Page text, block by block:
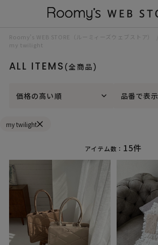
Roomy’s WEB STORE（ルーミィーズウェブストア）
my twilight
ALL ITEMS (全商品)
価格の高い順 品番で表示
my twilight
アイテム数： 15件